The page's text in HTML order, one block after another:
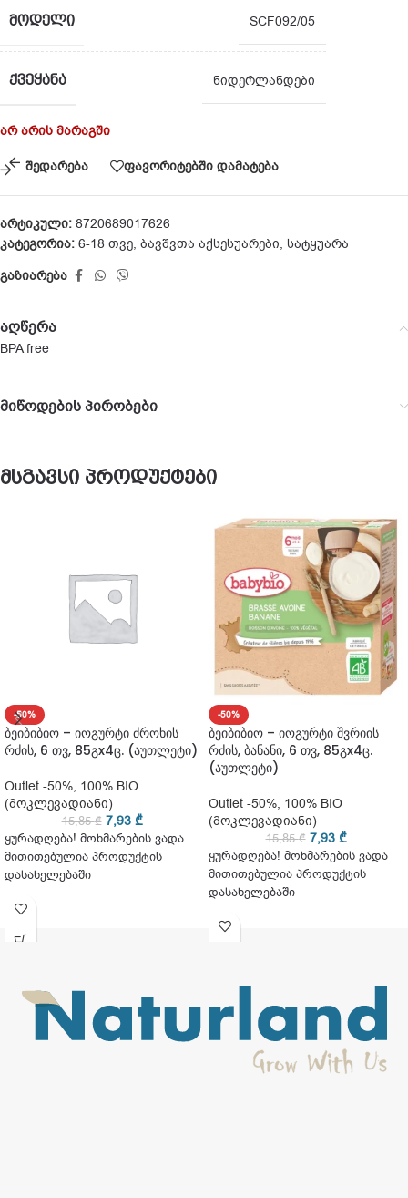
ᲛᲝᲓᲔᲚᲘ SCF092/05
ᲥᲕᲔᲧᲐᲜᲐ ნიდერლანდები
არ არის მარაგში
შედარება ფავორიტებში დამატება
არტიკული: 8720689017626
კატეგორია: 6-18 თვე, ბავშვთა აქსესუარები, სატყუარა
გაზიარება
აღწერა
BPA free
მიწოდების პირობები
მსგავსი პროდუქტები
-50%
ბეიბიბიო – იოგურტი ძროხის
რძის, 6 თვ, 85გx4ც. (აუთლეტი)
Outlet -50%, 100% BIO
(მოკლევადიანი)
15,85₾ 7,93 ₾
ყურადღება! მოხმარების ვადა
მითითებულია პროდუქტის
დასახელებაში
-50%
ბეიბიბიო – იოგურტი შვრიის
რძის, ბანანი, 6 თვ, 85გx4ც.
(აუთლეტი)
Outlet -50%, 100% BIO
(მოკლევადიანი)
15,85₾ 7,93 ₾
ყურადღება! მოხმარების ვადა
მითითებულია პროდუქტის
დასახელებაში